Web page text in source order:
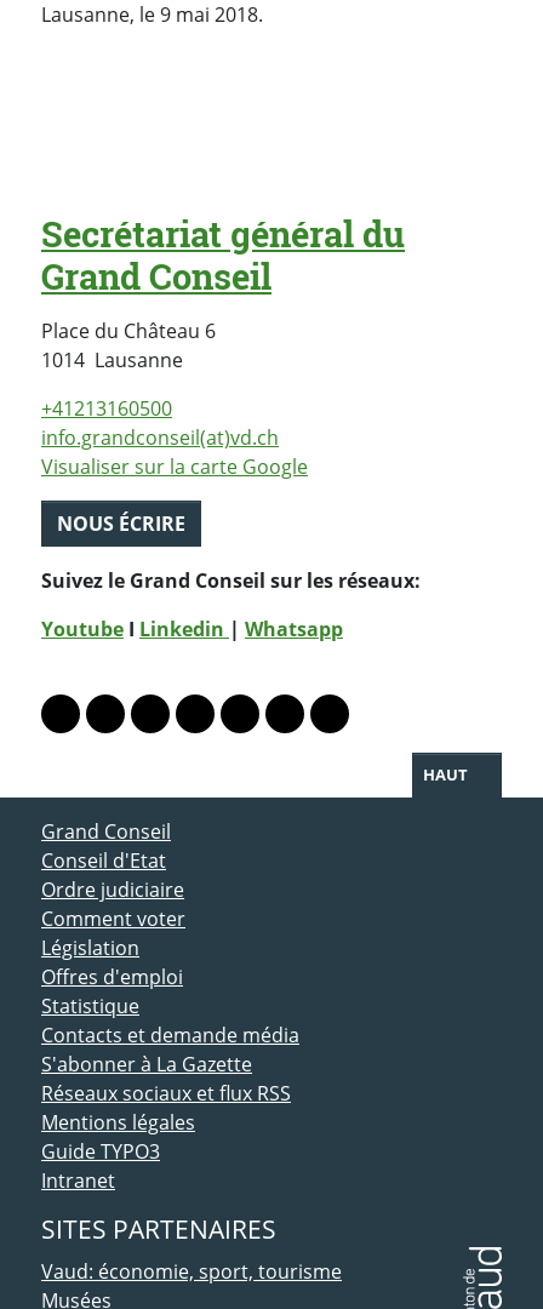
Lausanne, le 9 mai 2018.
Secrétariat général du
Grand Conseil
Place du Château 6
1014 LausanneSuisse
+41213160500
info.grandconseil(at)vd.ch
Visualiser sur la carte Google
NOUS ÉCRIRE
Suivez le Grand Conseil sur les réseaux:
Youtube I Linkedin | Whatsapp
Lien vers le profil Mastodon
Lien vers le profil Bluesky
Lien vers le profil Instagram
Lien vers le profil Linkedin
Lien vers le profil Facebook
Lien vers le profil Twitter
Partager par WhatsApp
HAUT
ACCÈS DIRECT
Grand Conseil
Conseil d'Etat
Ordre judiciaire
Comment voter
Législation
Offres d'emploi
Statistique
Contacts et demande média
S'abonner à La Gazette
Réseaux sociaux et flux RSS
Mentions légales
Guide TYPO3
Intranet
SITES PARTENAIRES
Vaud: économie, sport, tourisme
Musées